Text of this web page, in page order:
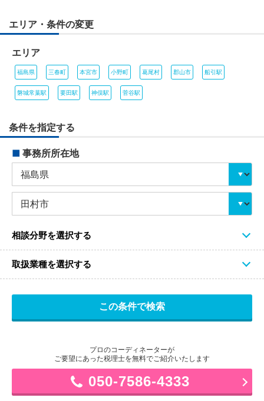
エリア・条件の変更
エリア
福島県 三春町 本宮市 小野町 葛尾村 郡山市 船引駅
磐城常葉駅 要田駅 神俣駅 菅谷駅
条件を指定する
■ 事務所所在地
相談分野を選択する
取扱業種を選択する
プロのコーディネーターが
ご要望にあった税理士を無料でご紹介いたします
050-7586-4333